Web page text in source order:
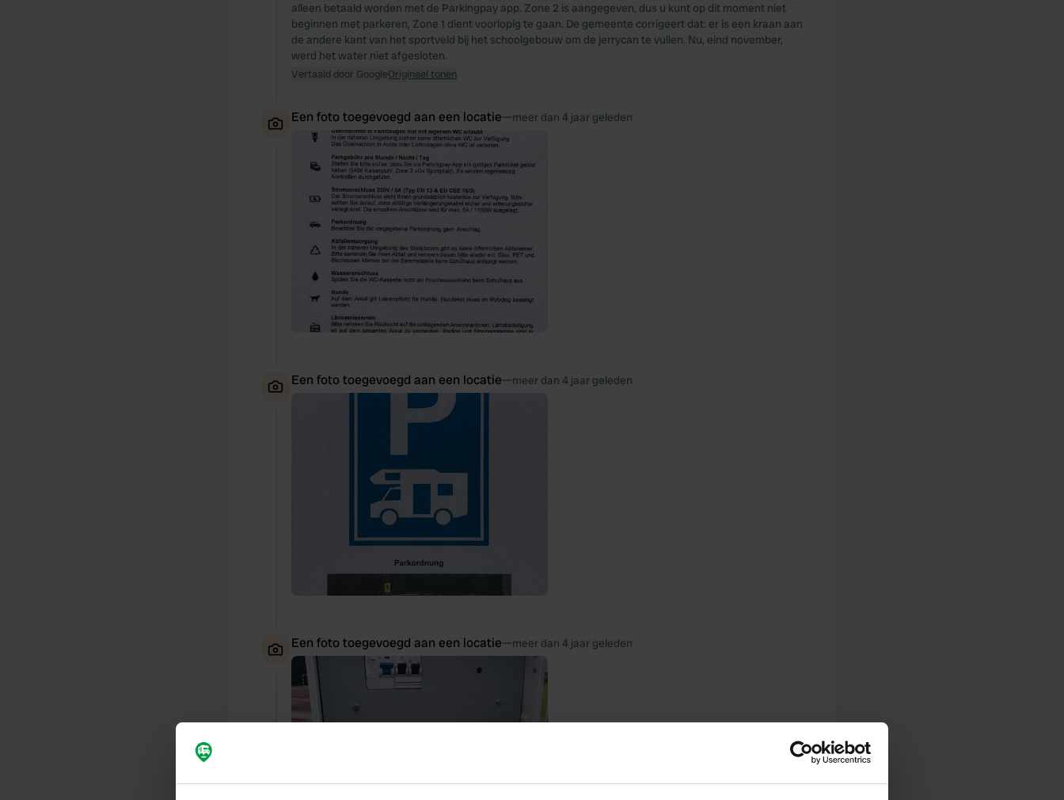
alleen betaald worden met de Parkingpay app. Zone 2 is aangegeven, dus u kunt op dit moment niet
beginnen met parkeren, Zone 1 dient voorlopig te gaan. De gemeente corrigeert dat: er is een kraan aan
de andere kant van het sportveld bij het schoolgebouw om de jerrycan te vullen. Nu, eind november,
werd het water niet afgesloten.
Vertaald door GoogleOrigineel tonen
Een foto toegevoegd aan een locatie—meer dan 4 jaar geleden
Een foto toegevoegd aan een locatie—meer dan 4 jaar geleden
Een foto toegevoegd aan een locatie—meer dan 4 jaar geleden